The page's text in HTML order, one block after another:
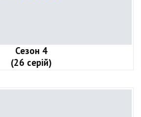
Сезон 4
(26 серій)